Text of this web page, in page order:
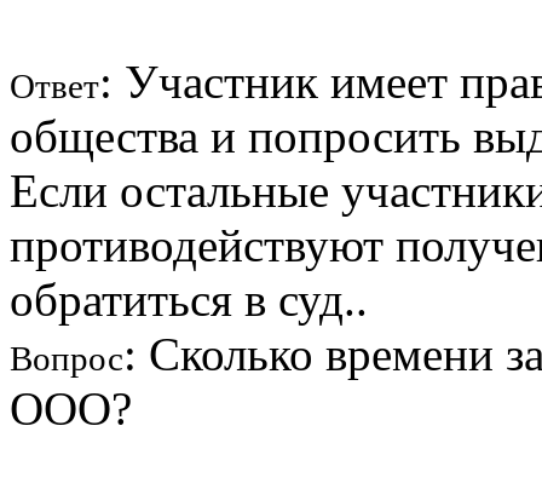
Ответ: Участник имеет
общества и попросить
Если остальные
противодействуют
обратиться в суд..
Вопрос: Сколько времени
ООО?